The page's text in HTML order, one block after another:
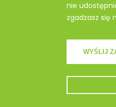
nie
zgadzasz się